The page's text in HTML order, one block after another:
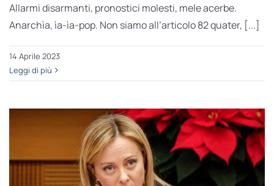
Allarmi disarmanti, pronostici molesti, mele acerbe.
Anarchìa, ìa-ìa-pop. Non siamo all’articolo 82 quater, [...]
14 Aprile 2023
Leggi di più